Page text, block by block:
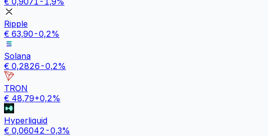
Ripple
€ 63,90 -0,2%
Solana
€ 0,2826 -0,2%
TRON
€ 48,79+0,2%
Hyperliquid
€ 0,06042 -0,3%